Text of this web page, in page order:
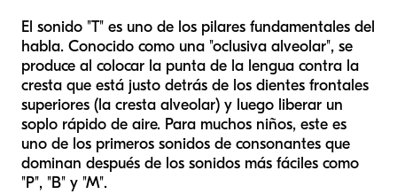
El sonido "T" es uno de los pilares fundamentales del
habla. Conocido como una "oclusiva alveolar", se
produce al colocar la punta de la lengua contra la
cresta que está justo detrás de los dientes frontales
superiores (la cresta alveolar) y luego liberar un
soplo rápido de aire. Para muchos niños, este es
uno de los primeros sonidos de consonantes que
dominan después de los sonidos más fáciles como
"P", "B" y "M".